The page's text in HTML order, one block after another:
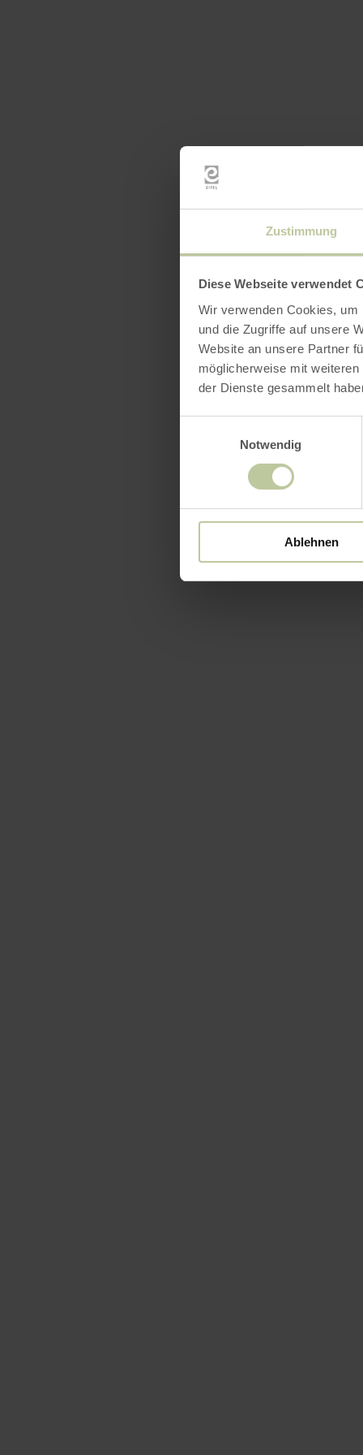
Zustimmung
Diese Webseite verwendet
Wir verwenden Cookies,
und die Zugriffe auf unsere
Website an unsere Partner
möglicherweise mit
der Dienste gesammelt
Notwendig
Ablehnen